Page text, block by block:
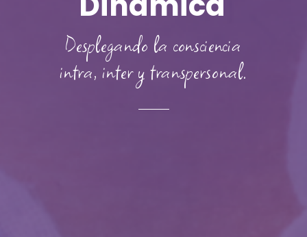
Desplegando la consciencia
intra, inter y transpersonal.